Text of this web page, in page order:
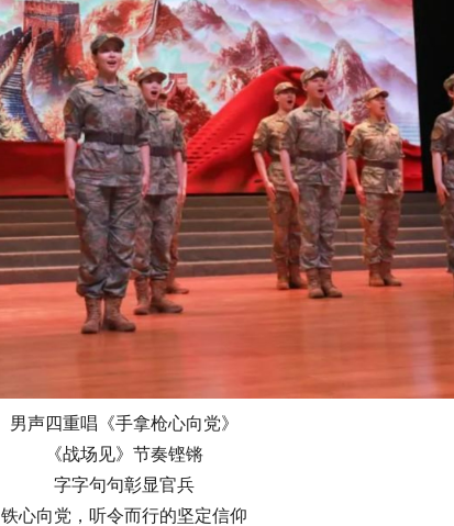
男声四重唱《手拿枪心向党》
《战场见》节奏铿锵
字字句句彰显官兵
铁心向党，听令而行的坚定信仰